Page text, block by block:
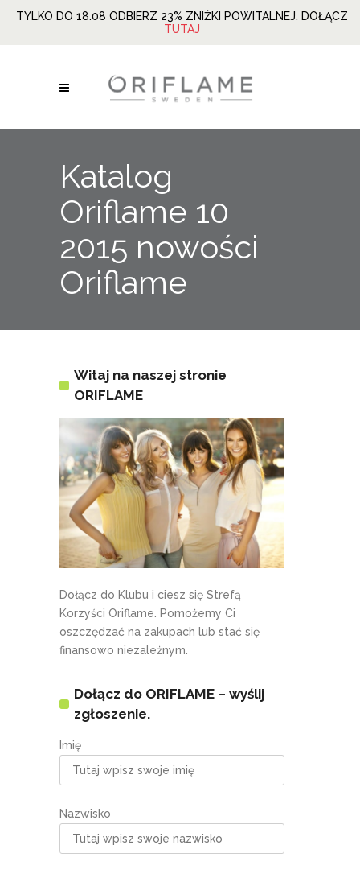
TYLKO DO 18.08 ODBIERZ 23% ZNIŻKI POWITALNEJ. DOŁĄCZ
TUTAJ
Katalog
Oriflame 10
2015 nowości
Oriflame
Witaj na naszej stronie
ORIFLAME
Dołącz do Klubu i ciesz się Strefą
Korzyści Oriflame. Pomożemy Ci
oszczędzać na zakupach lub stać się
finansowo niezależnym.
Dołącz do ORIFLAME – wyślij
zgłoszenie.
Imię
Nazwisko